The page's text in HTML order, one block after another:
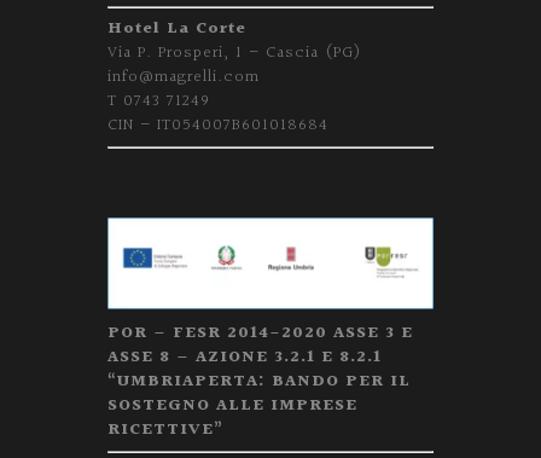
Hotel La Corte
Via P. Prosperi, 1 – Cascia (PG)
info@magrelli.com
T 0743 71249
CIN – IT054007B601018684
POR – FESR 2014-2020 ASSE 3 E
ASSE 8 – AZIONE 3.2.1 E 8.2.1
“UMBRIAPERTA: BANDO PER IL
SOSTEGNO ALLE IMPRESE
RICETTIVE”